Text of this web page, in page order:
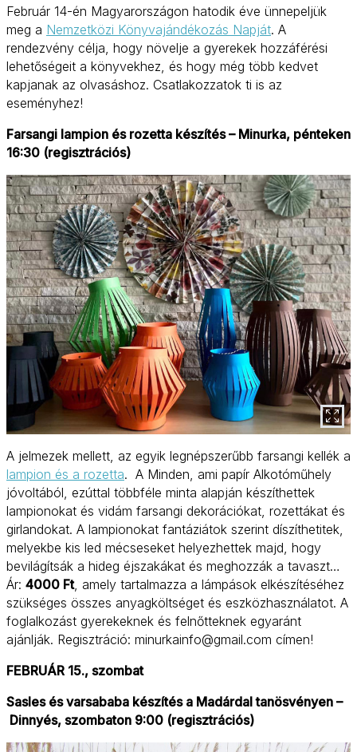
Február 14-én Magyarországon hatodik éve ünnepeljük
meg a Nemzetközi Könyvajándékozás Napját. A
rendezvény célja, hogy növelje a gyerekek hozzáférési
lehetőségeit a könyvekhez, és hogy még több kedvet
kapjanak az olvasáshoz. Csatlakozzatok ti is az
eseményhez!
Farsangi lampion és rozetta készítés – Minurka, pénteken
16:30 (regisztrációs)
A jelmezek mellett, az egyik legnépszerűbb farsangi kellék a
lampion és a rozetta. A Minden, ami papír Alkotóműhely
jóvoltából, ezúttal többféle minta alapján készíthettek
lampionokat és vidám farsangi dekorációkat, rozettákat és
girlandokat. A lampionokat fantáziátok szerint díszíthetitek,
melyekbe kis led mécseseket helyezhettek majd, hogy
bevilágítsák a hideg éjszakákat és meghozzák a tavaszt…
Ár: 4000 Ft, amely tartalmazza a lámpások elkészítéséhez
szükséges összes anyagköltséget és eszközhasználatot. A
foglalkozást gyerekeknek és felnőtteknek egyaránt
ajánlják. Regisztráció: minurkainfo@gmail.com címen!
FEBRUÁR 15., szombat
Sasles és varsababa készítés a Madárdal tanösvényen –
Dinnyés, szombaton 9:00 (regisztrációs)